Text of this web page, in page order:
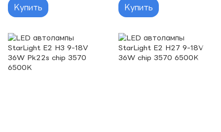
Купить Купить